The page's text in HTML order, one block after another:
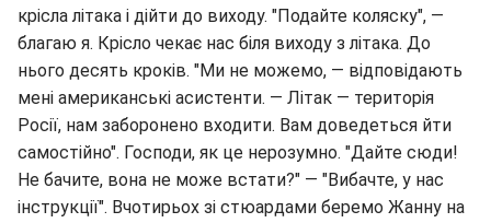
крісла літака і дійти до виходу. "Подайте коляску", —
благаю я. Крісло чекає нас біля виходу з літака. До
нього десять кроків. "Ми не можемо, — відповідають
мені американські асистенти. — Літак — територія
Росії, нам заборонено входити. Вам доведеться йти
самостійно". Господи, як це нерозумно. "Дайте сюди!
Не бачите, вона не може встати?" — "Вибачте, у нас
інструкції". Вчотирьох зі стюардами беремо Жанну на